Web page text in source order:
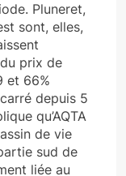
Pluneret,
sont, elles,
prix de
et 66%
depuis 5
qu’AQTA
de vie
sud de
liée au